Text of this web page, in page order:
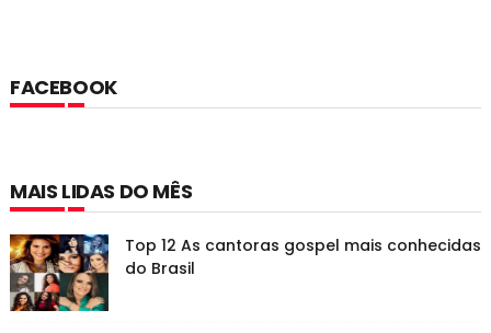
FACEBOOK
MAIS LIDAS DO MÊS
Top 12 As cantoras gospel mais conhecidas
do Brasil